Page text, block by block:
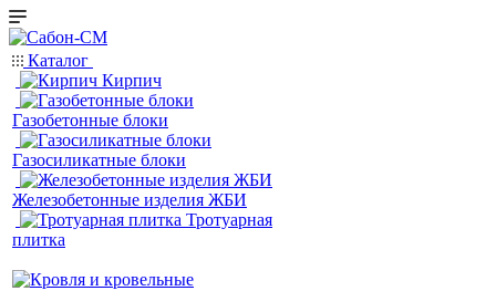
Каталог
Кирпич
Газобетонные блоки
Газосиликатные блоки
Железобетонные изделия ЖБИ
Тротуарная
плитка